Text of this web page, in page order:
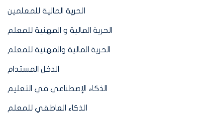
الحرية المالية للمعلمين
الحرية المالية و المهنية للمعلم
الحرية المالية والمهنية للمعلم
الدخل المستدام
الذكاء الإصطناعي في التعليم
الذكاء العاطفي للمعلم